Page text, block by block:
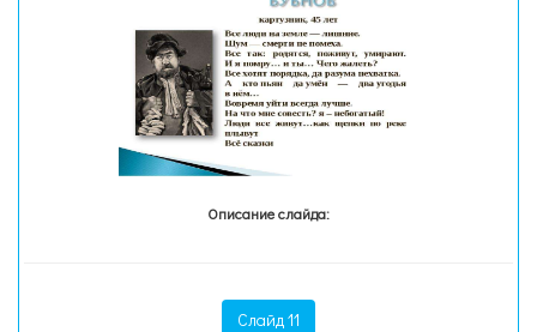
Описание слайда:
Слайд 11